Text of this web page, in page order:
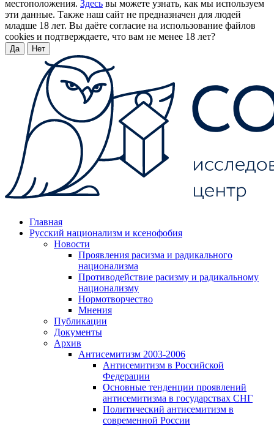
местоположения. Здесь вы можете узнать, как мы используем
эти данные. Также наш сайт не предназначен для людей
младше 18 лет. Вы даёте согласие на использование файлов
cookies и подтверждаете, что вам не менее 18 лет?
Да Нет
Главная
Русский национализм и ксенофобия
Новости
Проявления расизма и радикального
национализма
Противодействие расизму и радикальному
национализму
Нормотворчество
Мнения
Публикации
Документы
Архив
Антисемитизм 2003-2006
Антисемитизм в Российской
Федерации
Основные тенденции проявлений
антисемитизма в государствах СНГ
Политический антисемитизм в
современной России